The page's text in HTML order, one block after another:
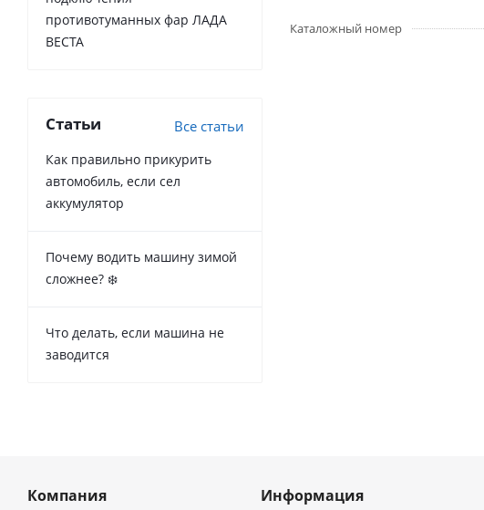
Каталожный номер
противотуманных фар ЛАДА
ВЕСТА
Статьи Все статьи
Как правильно прикурить
автомобиль, если сел
аккумулятор
Почему водить машину зимой
сложнее? ❄️
Что делать, если машина не
заводится
Компания Информация